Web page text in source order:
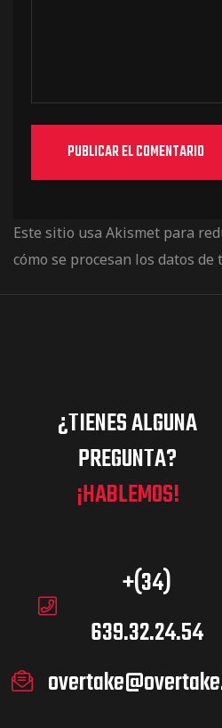
Este sitio usa Akismet para
cómo se procesan los datos de
¿TIENES ALGUNA
PREGUNTA?
¡HABLEMOS!
+(34)
639.32.24.54